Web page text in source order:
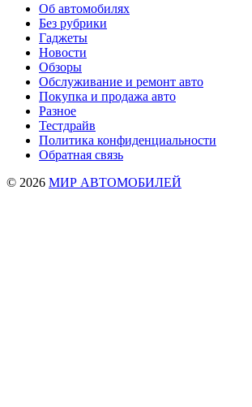
Об автомобилях
Без рубрики
Гаджеты
Новости
Обзоры
Обслуживание и ремонт авто
Покупка и продажа авто
Разное
Тестдрайв
Политика конфиденциальности
Обратная связь
© 2026 МИР АВТОМОБИЛЕЙ